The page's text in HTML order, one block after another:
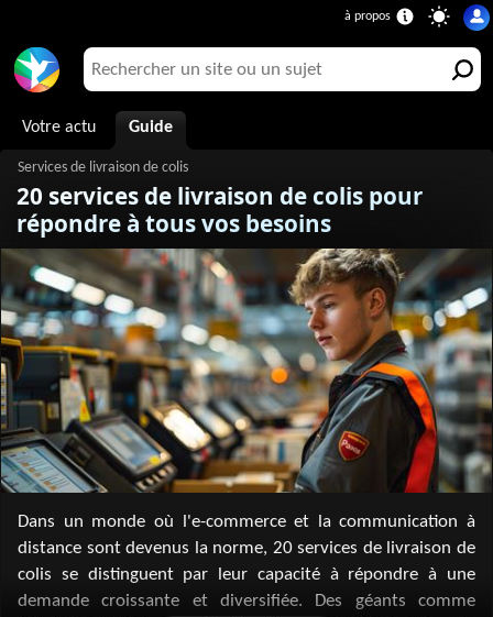
Votre actu Guide
20 services de livraison de colis pour
répondre à tous vos besoins
Dans un monde où l'e-commerce et la communication à
distance sont devenus la norme, 20 services de livraison de
colis se distinguent par leur capacité à répondre à une
demande croissante et diversifiée. Des géants comme